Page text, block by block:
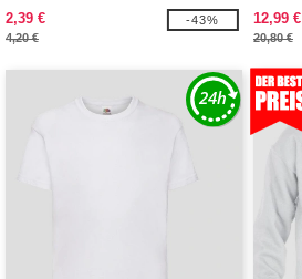
2,39 €
4,20 €
-43%
12,99 €
20,80 €